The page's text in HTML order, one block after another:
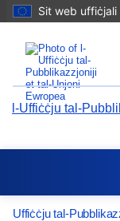
Sit web uffiċjali
l-Uffiċċju tal-
Uffiċċju tal-